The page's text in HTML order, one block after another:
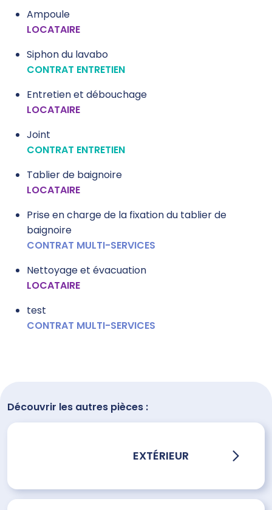
Ampoule
LOCATAIRE
Siphon du lavabo
CONTRAT ENTRETIEN
Entretien et débouchage
LOCATAIRE
Joint
CONTRAT ENTRETIEN
Tablier de baignoire
LOCATAIRE
Prise en charge de la fixation du tablier de
baignoire
CONTRAT MULTI-SERVICES
Nettoyage et évacuation
LOCATAIRE
test
CONTRAT MULTI-SERVICES
Découvrir les autres pièces :
EXTÉRIEUR